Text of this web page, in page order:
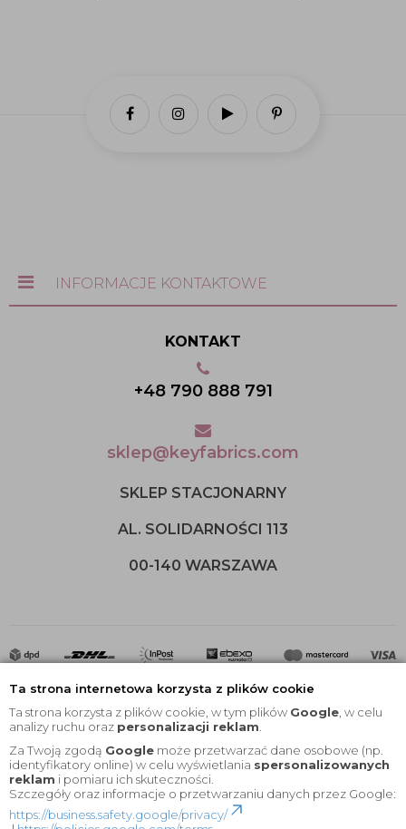
Ta strona internetowa korzysta z plików cookie
Ta strona korzysta z plików cookie, w tym plików Google , w celu
analizy ruchu oraz personalizacji reklam
Za Twoją zgodą Google może przetwarzać dane osobowe (np.
identyfikatory online) w celu wyświetlania spersonalizowanych
reklam i pomiaru ich skuteczności.
Szczegóły oraz informacje o przetwarzaniu danych przez Google:
https://business.safety.google/privacy/
INFORMACJE KONTAKTOWE
KONTAKT
+48 790 888 791
sklep@keyfabrics.com
SKLEP STACJONARNY
AL. SOLIDARNOŚCI 113
00-140 WARSZAWA
2020 © Wszelkie Prawa Zastrzeżone |KEYfabrics
Projekt i oprogramowanie sklepu: